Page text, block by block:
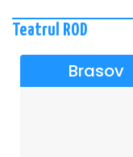
Teatrul ROD
Brasov